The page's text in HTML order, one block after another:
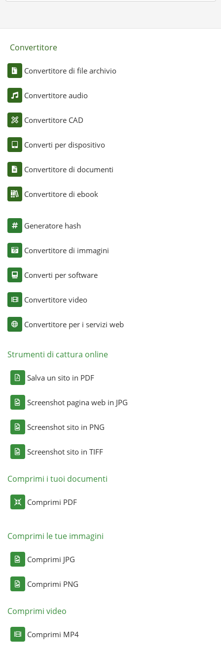
Convertitore
Convertitore di file archivio
Convertitore audio
Convertitore CAD
Converti per dispositivo
Convertitore di documenti
Convertitore di ebook
Generatore hash
Convertitore di immagini
Converti per software
Convertitore video
Convertitore per i servizi web
Strumenti di cattura online
Salva un sito in PDF
Screenshot pagina web in JPG
Screenshot sito in PNG
Screenshot sito in TIFF
Comprimi i tuoi documenti
Comprimi PDF
Comprimi le tue immagini
Comprimi JPG
Comprimi PNG
Comprimi video
Comprimi MP4